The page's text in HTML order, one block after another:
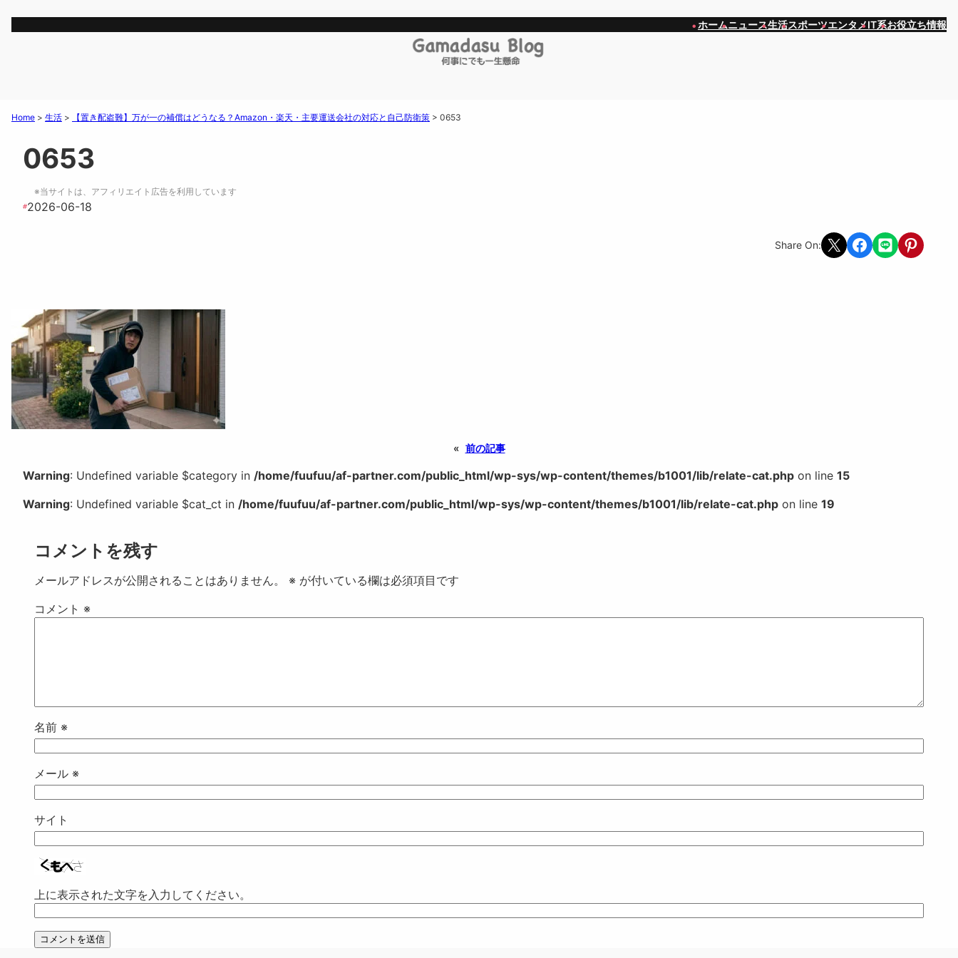
ホームニュース生活スポーツエンタメIT系お役立ち情報
Home > 生活 > 【置き配盗難】万が一の補償はどうなる？Amazon・楽天・主要運送会社の対応と自己防衛策 > 0653
0653
※当サイトは、アフィリエイト広告を利用しています
#2026-06-18
Share On: Share on X Share on Facebook
Share on LINEShare on
« 前の記事
Warning: Undefined variable $category in /home/fuufuu/af-partner.com/public_html/wp-sys/wp-content/themes/b1001/lib/relate-cat.php on line 15
Warning: Undefined variable $cat_ct in /home/fuufuu/af-partner.com/public_html/wp-sys/wp-content/themes/b1001/lib/relate-cat.php on line 19
コメントを残す
メールアドレスが公開されることはありません。 ※ が付いている欄は必須項目です
コメント ※
名前 ※
メール ※
サイト
上に表示された文字を入力してください。